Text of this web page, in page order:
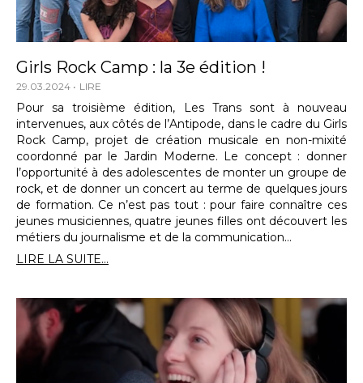
Girls Rock Camp : la 3e édition !
29.03.2024 LIRE
Pour sa troisième édition, Les Trans sont à nouveau
intervenues, aux côtés de l’Antipode, dans le cadre du Girls
Rock Camp, projet de création musicale en non-mixité
coordonné par le Jardin Moderne. Le concept : donner
l’opportunité à des adolescentes de monter un groupe de
rock, et de donner un concert au terme de quelques jours
de formation. Ce n’est pas tout : pour faire connaître ces
jeunes musiciennes, quatre jeunes filles ont découvert les
métiers du journalisme et de la communication…
LIRE LA SUITE...